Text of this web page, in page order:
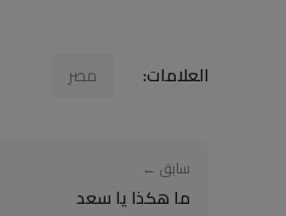
العلامات: مصر
سابق ←
ما هكذا يا سعد